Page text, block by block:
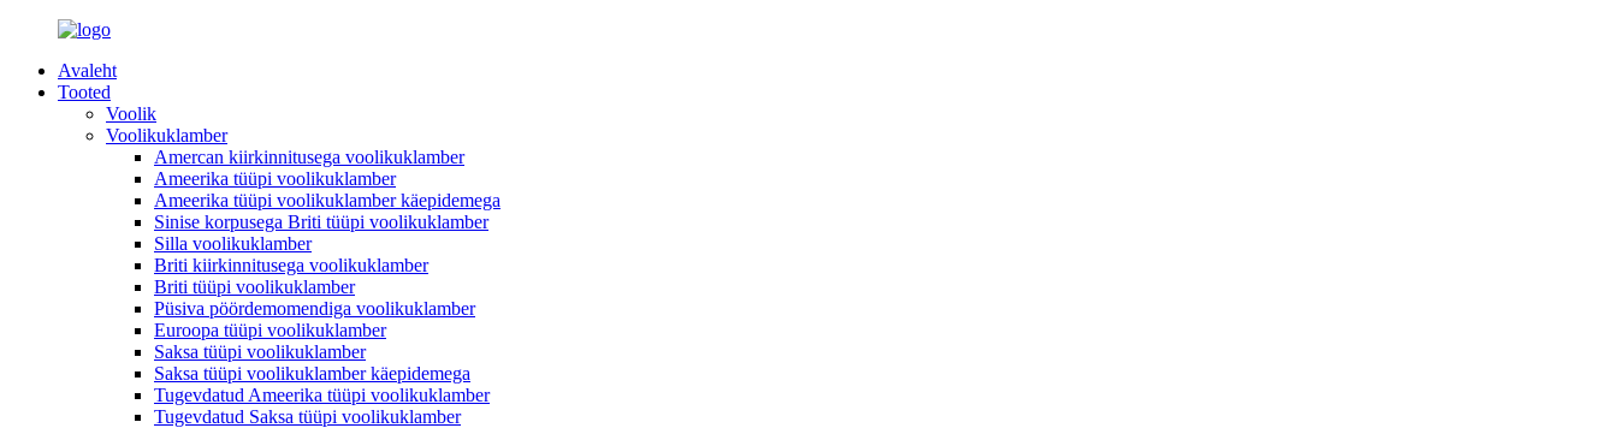
Avaleht
Tooted
Voolik
Voolikuklamber
Amercan kiirkinnitusega voolikuklamber
Ameerika tüüpi voolikuklamber
Ameerika tüüpi voolikuklamber käepidemega
Sinise korpusega Briti tüüpi voolikuklamber
Silla voolikuklamber
Briti kiirkinnitusega voolikuklamber
Briti tüüpi voolikuklamber
Püsiva pöördemomendiga voolikuklamber
Euroopa tüüpi voolikuklamber
Saksa tüüpi voolikuklamber
Saksa tüüpi voolikuklamber käepidemega
Tugevdatud Ameerika tüüpi voolikuklamber
Tugevdatud Saksa tüüpi voolikuklamber